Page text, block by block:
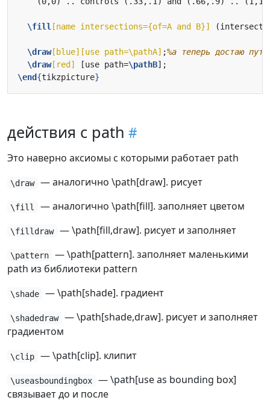
\fill [name intersections={of=A and B}]
\draw[blue][use path=\pathA] ;
\draw[red] [use path=\pathB
\end{tikzpicture}
действия с path
Это наверно аксиомы с которыми работает path
\draw — аналогично \path[draw]. рисует
\fill — аналогично \path[fill]. заполняет цветом
\filldraw — \path[fill,draw]. рисует и заполняет
\pattern
— \path[pattern]. заполняет маленькими
path из библиотеки pattern
\shade — \path[shade]. градиент
\shadedraw — \path[shade,draw]. рисует и заполняет
градиентом
\clip — \path[clip]. клипит
\useasboundingbox
— \path[use as bounding box]
связывает до и после